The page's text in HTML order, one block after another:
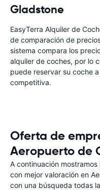
Gladstone
EasyTerra Alquiler de
de comparación de
sistema compara los
alquiler de coches, por lo
puede reservar su coche
competitiva.
Oferta de
Aeropuerto de
A continuación
con mejor valoración en
con una búsqueda todas